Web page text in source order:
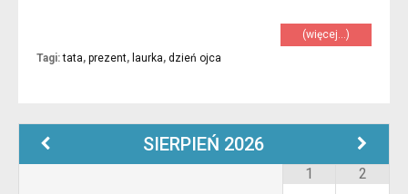
(więcej…)
Tagi:tata, prezent, laurka, dzień ojca
SIERPIEŃ 2026
1 2